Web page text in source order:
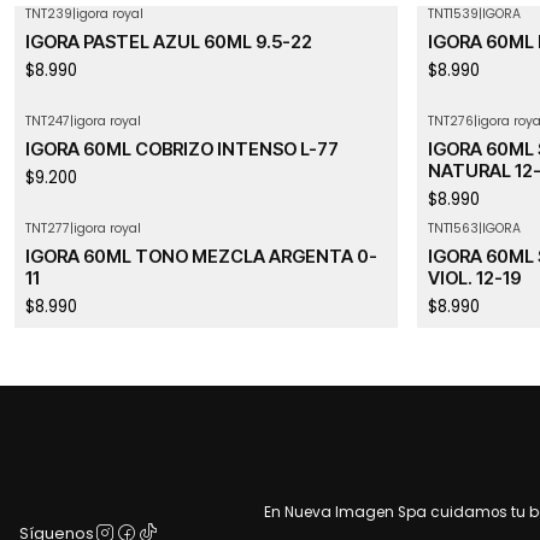
TNT239|igora royal
IGORA PASTEL AZUL 60ML 9.5-22
$8.990
TNT1539|IGORA
IGORA 60ML
$8.990
TNT247|igora royal
IGORA 60ML COBRIZO INTENSO L-77
$9.200
TNT276|igora
IGORA 60ML
NATURAL
$8.990
TNT277|igora royal
IGORA 60ML TONO MEZCLA ARGENTA 0-
11
$8.990
TNT1563|IGORA
IGORA 60ML
VIOL. 12-19
$8.990
En Nueva Imagen Spa cuidamos tu
Síguenos